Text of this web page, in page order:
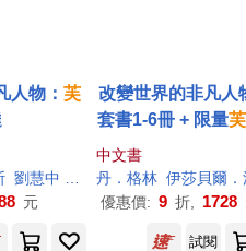
人物： 芙
劉慧中
瑪麗安娜．馬德里斯
元
改變世界的非凡人
套書1-6冊 + 限量芙
中文書
丹．格林 伊莎貝爾．
優惠價: 9 折, 1728
試閱